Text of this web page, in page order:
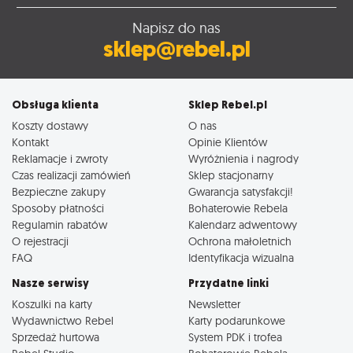
Napisz do nas
sklep@rebel.pl
Obsługa klienta
Koszty dostawy
Kontakt
Reklamacje i zwroty
Czas realizacji zamówień
Bezpieczne zakupy
Sposoby płatności
Regulamin rabatów
O rejestracji
FAQ
Sklep Rebel.pl
O nas
Opinie Klientów
Wyróżnienia i nagrody
Sklep stacjonarny
Gwarancja satysfakcji!
Bohaterowie Rebela
Kalendarz adwentowy
Ochrona małoletnich
Identyfikacja wizualna
Nasze serwisy
Koszulki na karty
Wydawnictwo Rebel
Sprzedaż hurtowa
Przydatne linki
Newsletter
Karty podarunkowe
System PDK i trofea